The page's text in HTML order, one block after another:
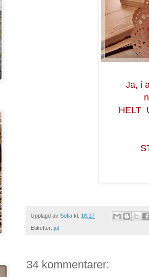
Ja, i
HELT
Upplagd av Sofia kl. 18:17
Etiketter: jul
34 kommentarer: